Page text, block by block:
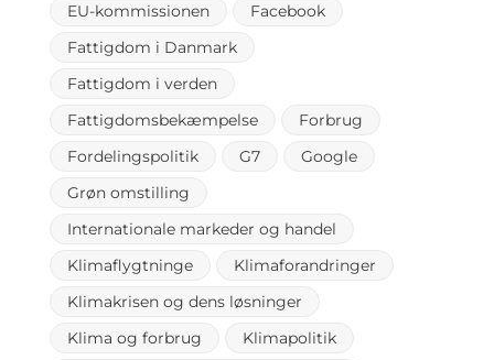
EU-kommissionen
Facebook
Fattigdom i Danmark
Fattigdom i verden
Fattigdomsbekæmpelse
Forbrug
Fordelingspolitik
G7
Google
Grøn omstilling
Internationale markeder og handel
Klimaflygtninge
Klimaforandringer
Klimakrisen og dens løsninger
Klima og forbrug
Klimapolitik